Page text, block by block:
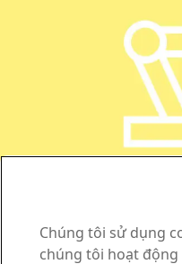
Tìm kiếm các sản phẩm,
Chúng tôi sử dụng
chúng tôi hoạt